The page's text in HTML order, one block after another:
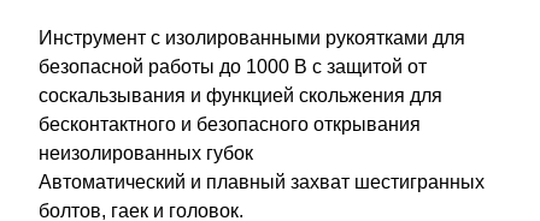
Инструмент с изолированными рукоятками для
безопасной работы до 1000 В с защитой от
соскальзывания и функцией скольжения для
бесконтактного и безопасного открывания
неизолированных губок
Автоматический и плавный захват шестигранных
болтов, гаек и головок.